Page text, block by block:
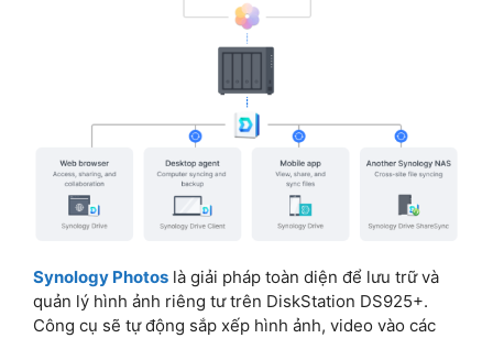
Synology Photos là giải pháp toàn diện để lưu trữ và
quản lý hình ảnh riêng tư trên DiskStation DS925+.
Công cụ sẽ tự động sắp xếp hình ảnh, video vào các